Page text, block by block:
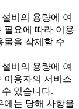
비의 용량에 여
필요에 따라 이용
물을 삭제할 수
비의 용량에 여
이용자의 서비스
있습니다.
는 당해 사항을